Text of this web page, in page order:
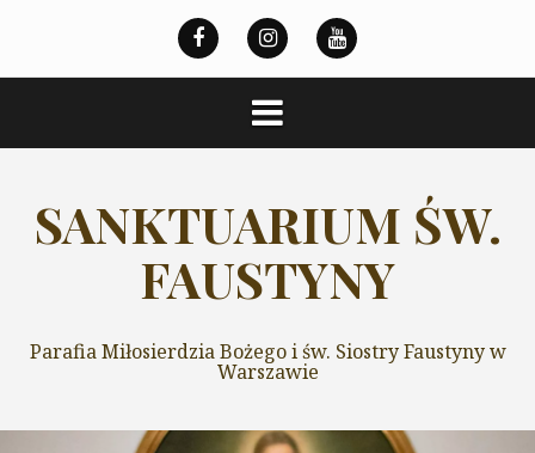
treści
SANKTUARIUM ŚW.
FAUSTYNY
Parafia Miłosierdzia Bożego i św. Siostry Faustyny w
Warszawie